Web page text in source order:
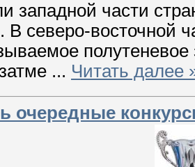
западной части
северо-восточной
... Читать далее
очередные